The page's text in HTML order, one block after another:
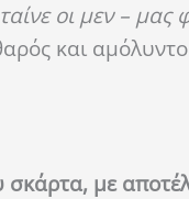
οι μεν – μας
και
με